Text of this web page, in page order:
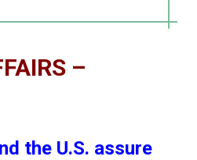
–
the U.S. assure